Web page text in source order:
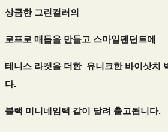
상큼한 그린컬러의
로프로 매듭을 만들고 스마일펜던트에
테니스 라켓을 더한 유니크한 바이삿치
다.
블랙 미니네임택 같이 달려 출고됩니다.